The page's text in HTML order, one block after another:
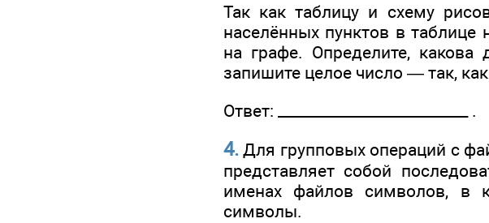
Так как таблицу и схему
населённых пунктов в
на графе. Определите,
запишите целое число — так,
Ответ: __________________________ .
4. Для групповых операций с
представляет собой
именах файлов символов, в
символы.